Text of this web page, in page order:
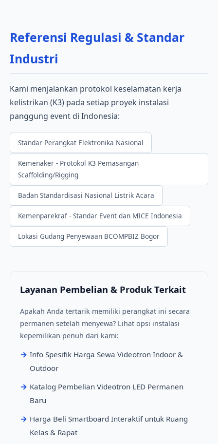
Referensi Regulasi & Standar
Industri
Kami menjalankan protokol keselamatan kerja
kelistrikan (K3) pada setiap proyek instalasi
panggung event di Indonesia:
Standar Perangkat Elektronika Nasional
Kemenaker - Protokol K3 Pemasangan
Scaffolding/Rigging
Badan Standardisasi Nasional Listrik Acara
Kemenparekraf - Standar Event dan MICE Indonesia
Lokasi Gudang Penyewaan BCOMPBIZ Bogor
Layanan Pembelian & Produk Terkait
Apakah Anda tertarik memiliki perangkat ini secara
permanen setelah menyewa? Lihat opsi instalasi
kepemilikan penuh dari kami:
Info Spesifik Harga Sewa Videotron Indoor &
Outdoor
Katalog Pembelian Videotron LED Permanen
Baru
Harga Beli Smartboard Interaktif untuk Ruang
Kelas & Rapat